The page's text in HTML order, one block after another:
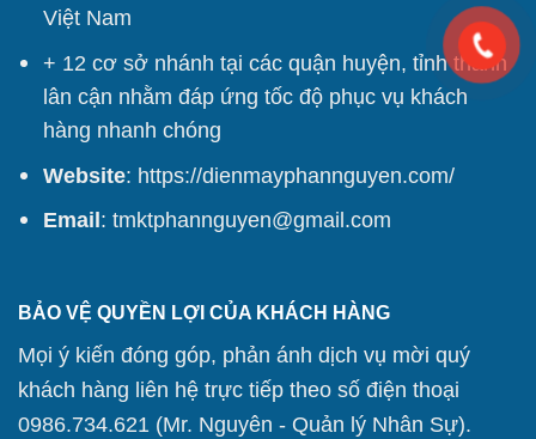
Việt Nam
+ 12 cơ sở nhánh tại các quận huyện, tỉnh thành
lân cận nhằm đáp ứng tốc độ phục vụ khách
hàng nhanh chóng
Website: https://dienmayphannguyen.com/
Email : tmktphannguyen@gmail.com
BẢO VỆ QUYỀN LỢI CỦA KHÁCH HÀNG
Mọi ý kiến đóng góp, phản ánh dịch vụ mời quý
khách hàng liên hệ trực tiếp theo số điện thoại
0986.734.621 (Mr. Nguyên - Quản lý Nhân Sự).